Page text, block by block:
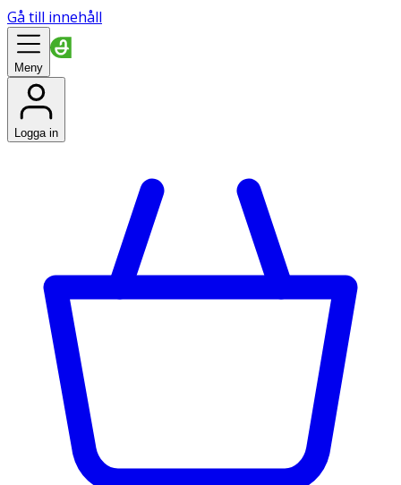
Gå till innehåll
Meny
Logga in